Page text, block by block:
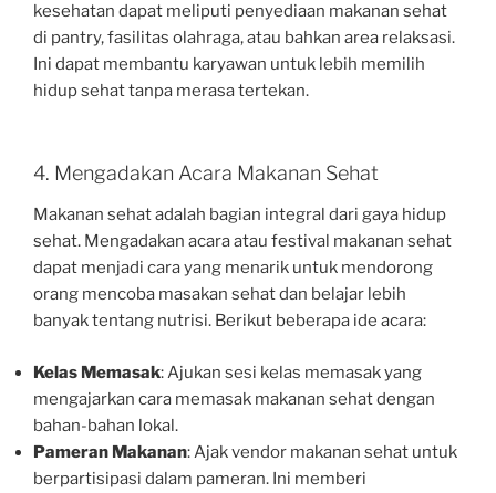
kesehatan dapat meliputi penyediaan makanan sehat
di pantry, fasilitas olahraga, atau bahkan area relaksasi.
Ini dapat membantu karyawan untuk lebih memilih
hidup sehat tanpa merasa tertekan.
4. Mengadakan Acara Makanan Sehat
Makanan sehat adalah bagian integral dari gaya hidup
sehat. Mengadakan acara atau festival makanan sehat
dapat menjadi cara yang menarik untuk mendorong
orang mencoba masakan sehat dan belajar lebih
banyak tentang nutrisi. Berikut beberapa ide acara:
Kelas Memasak: Ajukan sesi kelas memasak yang
mengajarkan cara memasak makanan sehat dengan
bahan-bahan lokal.
Pameran Makanan: Ajak vendor makanan sehat untuk
berpartisipasi dalam pameran. Ini memberi